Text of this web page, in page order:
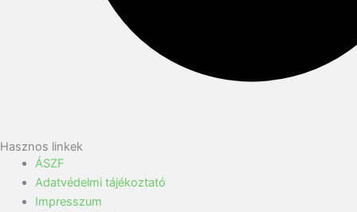
Hasznos linkek
ÁSZF
Adatvédelmi tájékoztató
Impresszum